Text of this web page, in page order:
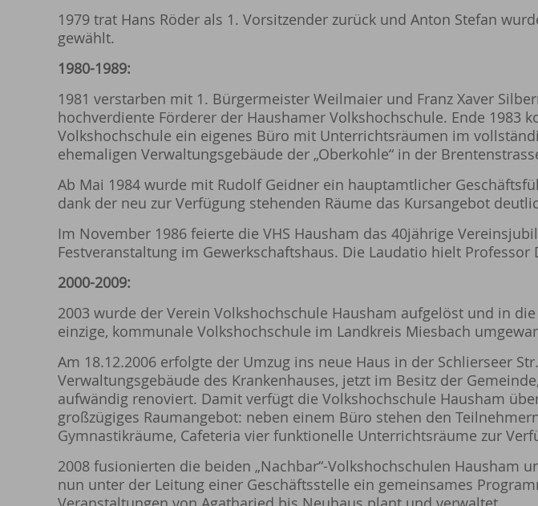
1979 trat Hans Röder als 1. Vorsitzender zurück und Anton Stefan
gewählt.
1980-1989:
1981 verstarben mit 1. Bürgermeister Weilmaier und Franz Xaver
hochverdiente Förderer der Haushamer Volkshochschule. Ende 1983
Volkshochschule ein eigenes Büro mit Unterrichtsräumen im
ehemaligen Verwaltungsgebäude der „Oberkohle“ in der
Ab Mai 1984 wurde mit Rudolf Geidner ein hauptamtlicher
dank der neu zur Verfügung stehenden Räume das Kursangebot
Im November 1986 feierte die VHS Hausham das 40jährige
Festveranstaltung im Gewerkschaftshaus. Die Laudatio hielt Professor
2000-2009:
2003 wurde der Verein Volkshochschule Hausham aufgelöst und in
einzige, kommunale Volkshochschule im Landkreis Miesbach
Am 18.12.2006 erfolgte der Umzug ins neue Haus in der Schlierseer
Verwaltungsgebäude des Krankenhauses, jetzt im Besitz der
aufwändig renoviert. Damit verfügt die Volkshochschule Hausham
großzügiges Raumangebot: neben einem Büro stehen den
Gymnastikräume, Cafeteria vier funktionelle Unterrichtsräume zur
2008 fusionierten die beiden „Nachbar“-Volkshochschulen Hausham
nun unter der Leitung einer Geschäftsstelle ein gemeinsames